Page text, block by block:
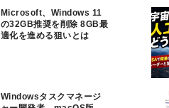
Microsoft、Windows 11
の32GB推奨を削除 8GB最
適化を進める狙いとは
Windowsタスクマネージ